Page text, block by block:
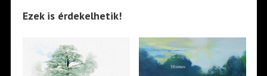
Ezek is érdekelhetik!